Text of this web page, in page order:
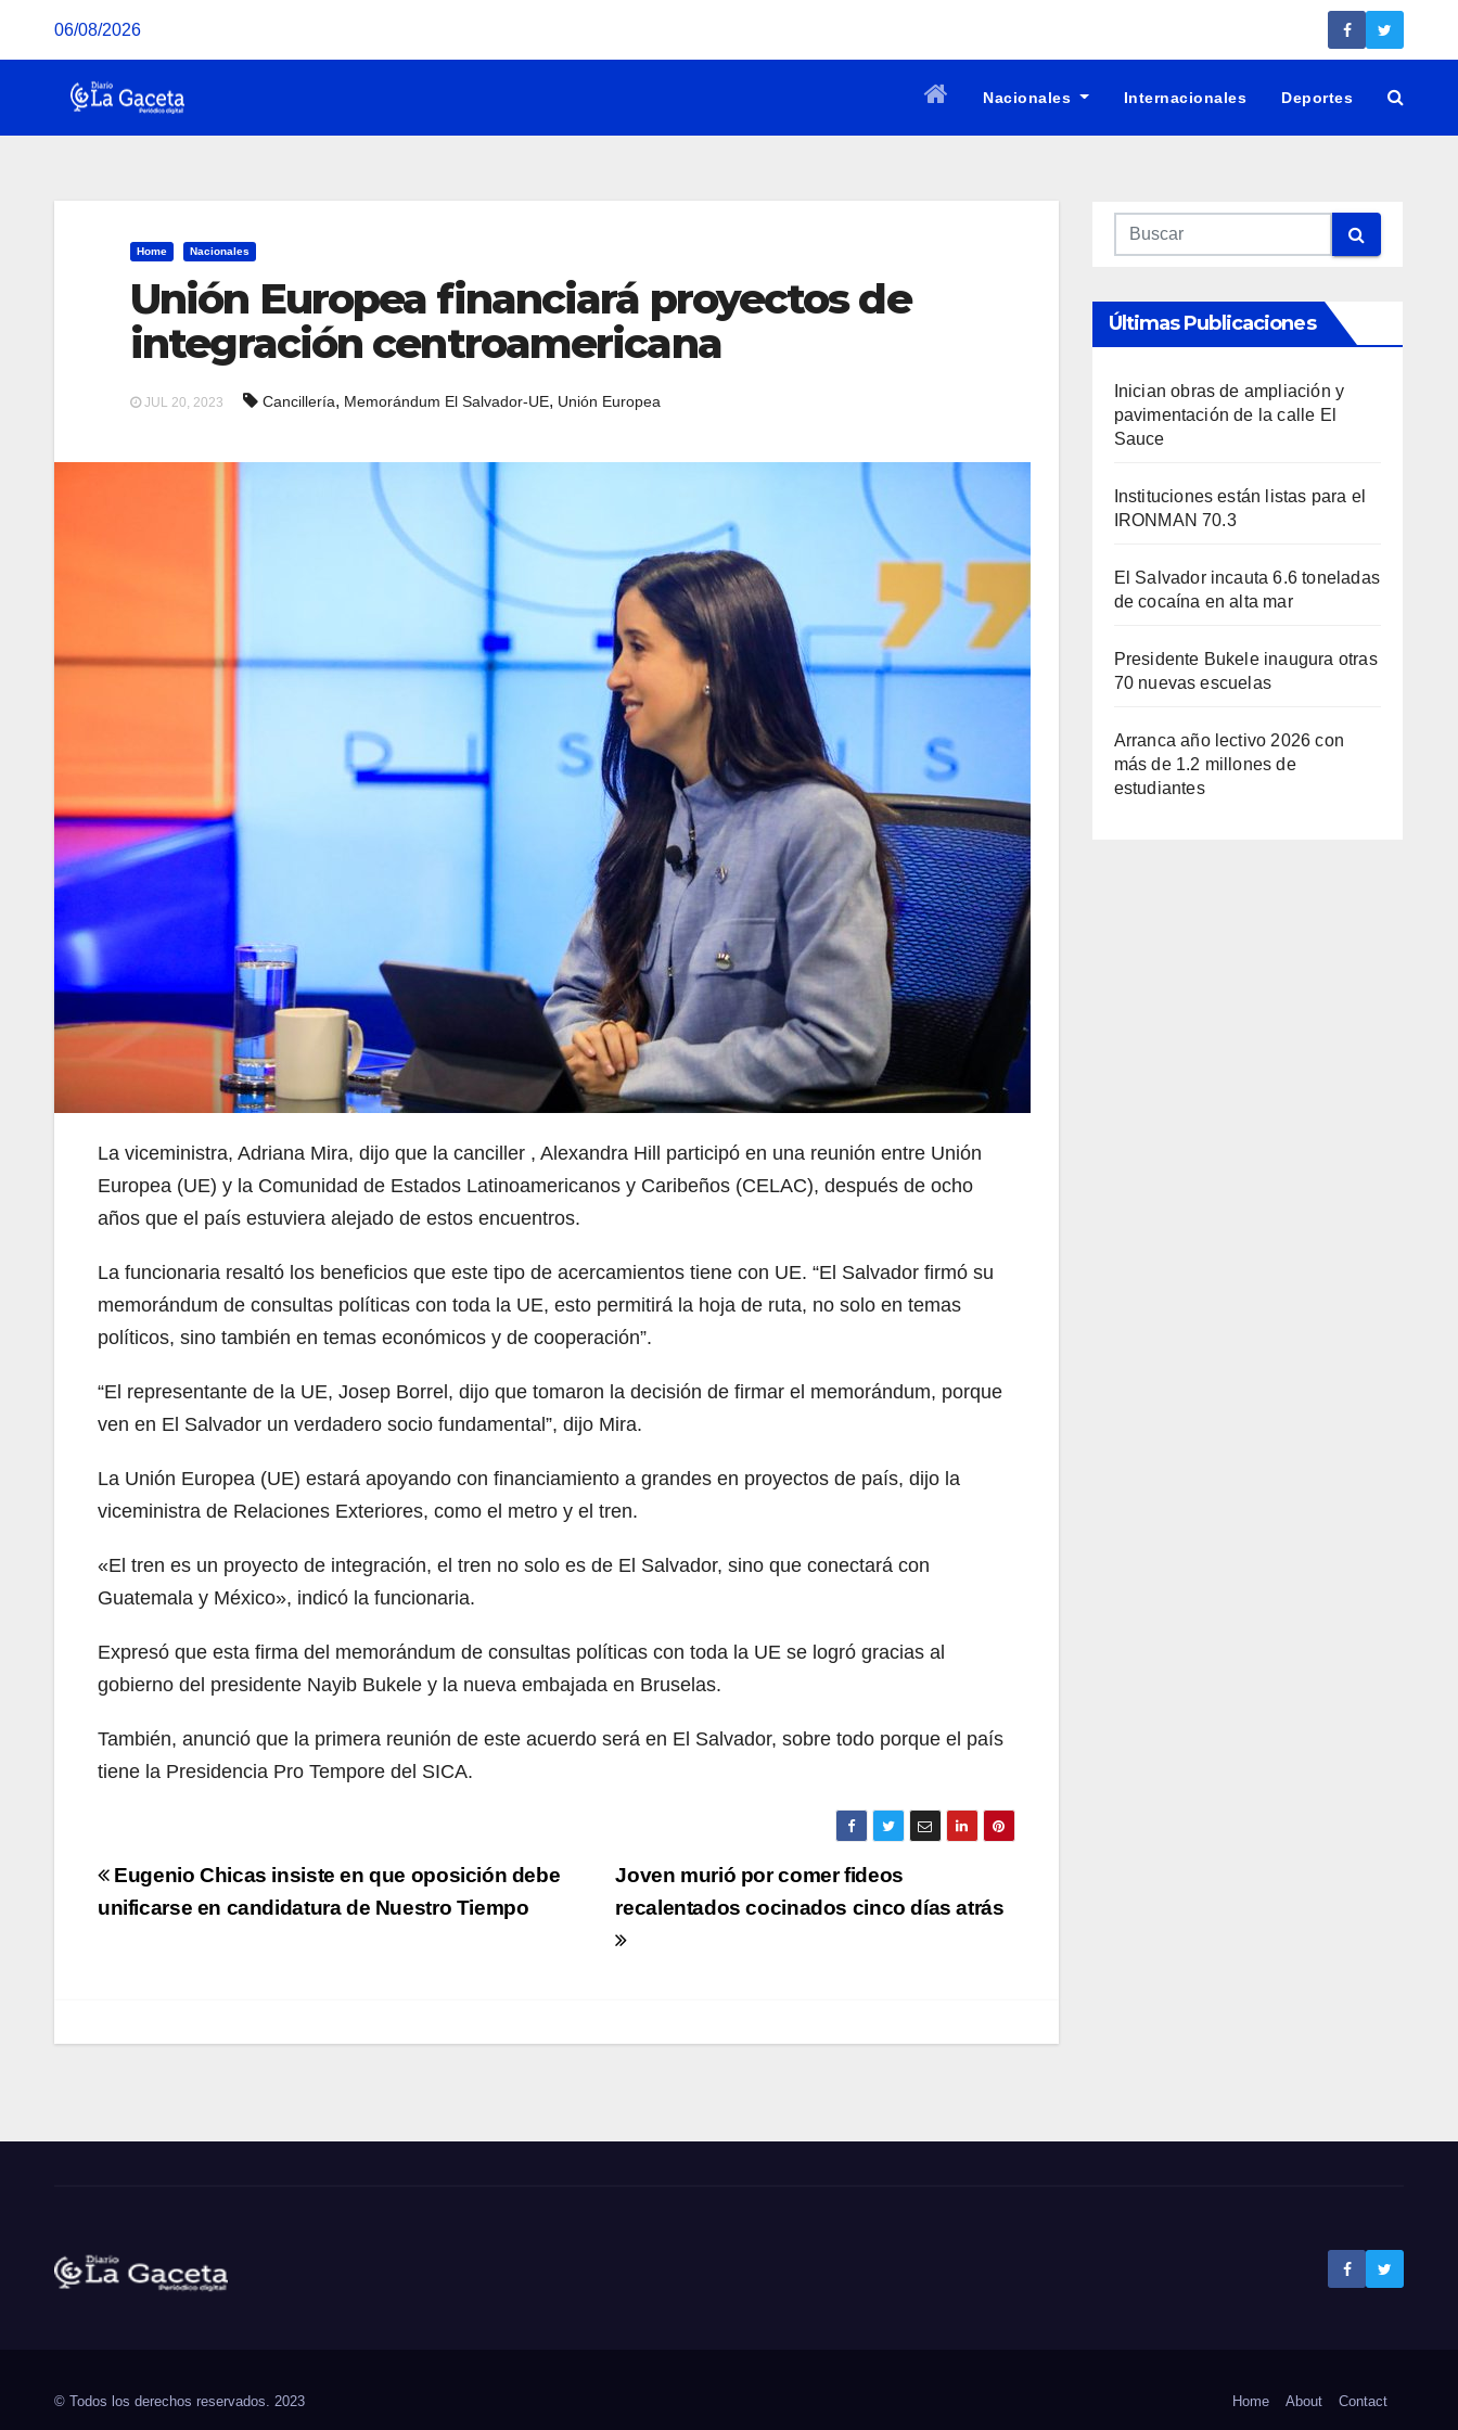
06/08/2026
Nacionales Internacionales Deportes
Home Nacionales
Unión Europea financiará proyectos de
integración centroamericana
JUL 20, 2023 Cancillería, Memorándum El Salvador-UE, Unión Europea
La viceministra, Adriana Mira, dijo que la canciller , Alexandra Hill participó en una reunión entre Unión
Europea (UE) y la Comunidad de Estados Latinoamericanos y Caribeños (CELAC), después de ocho
años que el país estuviera alejado de estos encuentros.
La funcionaria resaltó los beneficios que este tipo de acercamientos tiene con UE. “El Salvador firmó su
memorándum de consultas políticas con toda la UE, esto permitirá la hoja de ruta, no solo en temas
políticos, sino también en temas económicos y de cooperación”.
“El representante de la UE, Josep Borrel, dijo que tomaron la decisión de firmar el memorándum, porque
ven en El Salvador un verdadero socio fundamental”, dijo Mira.
La Unión Europea (UE) estará apoyando con financiamiento a grandes en proyectos de país, dijo la
viceministra de Relaciones Exteriores, como el metro y el tren.
«El tren es un proyecto de integración, el tren no solo es de El Salvador, sino que conectará con
Guatemala y México», indicó la funcionaria.
Expresó que esta firma del memorándum de consultas políticas con toda la UE se logró gracias al
gobierno del presidente Nayib Bukele y la nueva embajada en Bruselas.
También, anunció que la primera reunión de este acuerdo será en El Salvador, sobre todo porque el país
tiene la Presidencia Pro Tempore del SICA.
Navegación
de
Joven murió por comer fideos
recalentados cocinados cinco días atrás
Eugenio Chicas insiste en que oposición debe
unificarse en candidatura de Nuestro Tiempo
Últimas Publicaciones
Inician obras de ampliación y
pavimentación de la calle El
Sauce
Instituciones están listas para el
IRONMAN 70.3
El Salvador incauta 6.6 toneladas
de cocaína en alta mar
Presidente Bukele inaugura otras
70 nuevas escuelas
Arranca año lectivo 2026 con
más de 1.2 millones de
estudiantes
© Todos los derechos reservados. 2023 Home About Contact